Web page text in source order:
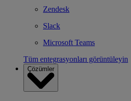
Zendesk
Slack
Microsoft Teams
Tüm entegrasyonları görüntüleyin
Çözümler